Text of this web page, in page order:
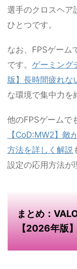
選手のクロスヘア
ひとつです。
なお、FPSゲーム
です。 ゲーミング
版】長時間疲れな
な環境で集中力を
他のFPSゲームで
【CoD:MW2】敵
方法を詳しく解説
設定の応用方法が
まとめ：
【2026年版】